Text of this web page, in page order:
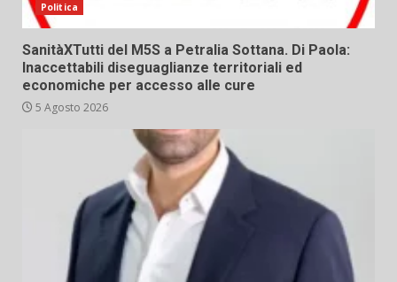
Politica
SanitàXTutti del M5S a Petralia Sottana. Di Paola:
Inaccettabili diseguaglianze territoriali ed
economiche per accesso alle cure
5 Agosto 2026